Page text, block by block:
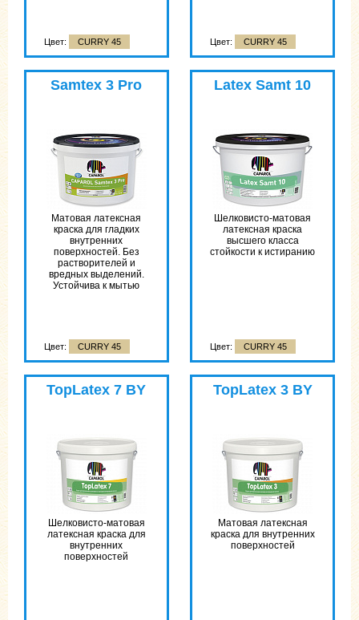
Цвет: CURRY 45 Цвет: CURRY 45
Samtex 3 Pro
Матовая латексная
краска для гладких
внутренних
поверхностей. Без
растворителей и
вредных выделений.
Устойчива к мытью
Цвет: CURRY 45
Latex Samt 10
Шелковисто-матовая
латексная краска
высшего класса
стойкости к истиранию
Цвет: CURRY 45
TopLatex 7 BY
Шелковисто-матовая
латексная краска для
внутренних
поверхностей
TopLatex 3 BY
Матовая латексная
краска для внутренних
поверхностей